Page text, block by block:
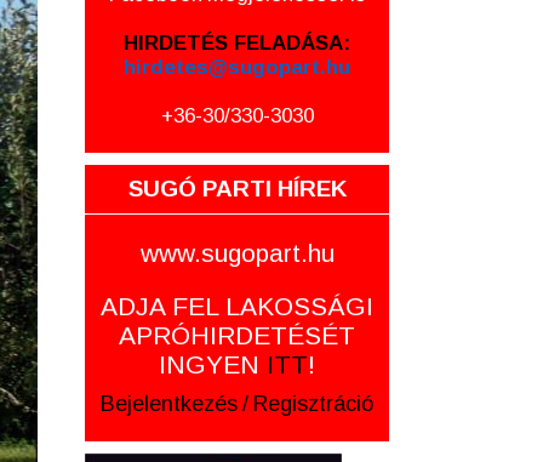
HIRDETÉS FELADÁSA:
hirdetes@sugopart.hu
+36-30/330-3030
SUGÓ PARTI HÍREK
www.sugopart.hu
ADJA FEL LAKOSSÁGI
APRÓHIRDETÉSÉT
INGYEN ITT!
Bejelentkezés / Regisztráció